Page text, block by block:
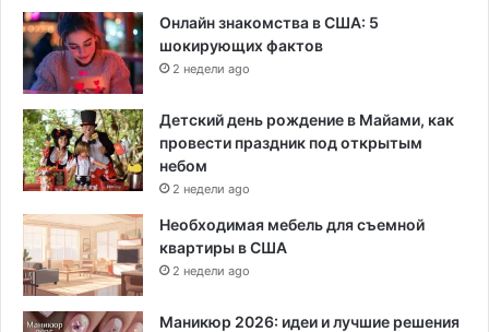
Онлайн знакомства в США: 5
шокирующих фактов
2 недели ago
Детский день рождение в Майами, как
провести праздник под открытым
небом
2 недели ago
Необходимая мебель для съемной
квартиры в США
2 недели ago
Маникюр 2026: идеи и лучшие решения